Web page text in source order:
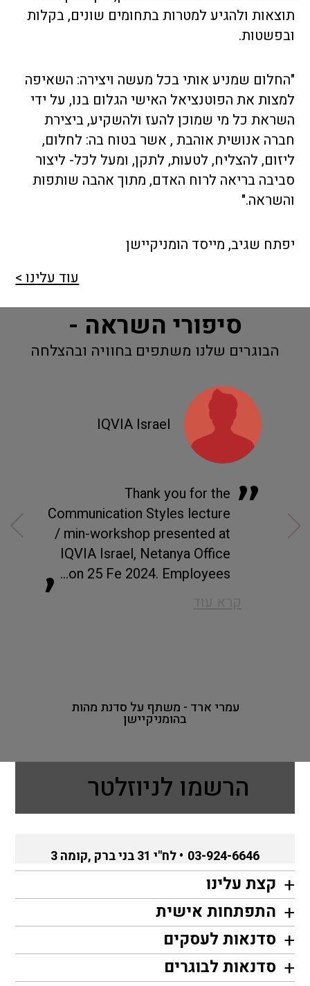
תוצאות ולהגיע למטרות בתחומים שונים, בקלות
ובפשטות.
"החלום שמניע אותי בכל מעשה ויצירה: השאיפה
למצות את הפוטנציאל האישי הגלום בנו, על ידי
השראת כל מי שמוכן להעז ולהשקיע, ביצירת
חברה אנושית אוהבת , אשר בטוח בה: לחלום,
ליזום, להצליח, לטעות, לתקן, ומעל לכל- ליצור
סביבה בריאה לרוח האדם, מתוך אהבה שותפות
והשראה."
יפתח שגיב, מייסד הומניקיישן
עוד עלינו >
סיפורי השראה -
הבוגרים שלנו משתפים בחוויה ובהצלחה
IQVIA Israel
"
Thank you for the
Communication Styles lecture
/ min-workshop presented at
IQVIA Israel, Netanya Office
on 25 Fe 2024. Employees...
"
"
עמרי ארד - משתף על סדנת מהות
בהומניקיישן
הרשמו לניוזלטר
03-924-6646 • לח"י 31 בני ברק ,קומה 3
קצת עלינו
התפתחות אישית
סדנאות לעסקים
סדנאות לבוגרים